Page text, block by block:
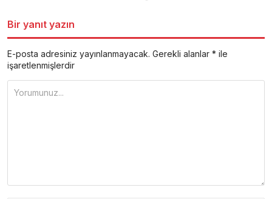
Bir yanıt yazın
E-posta adresiniz yayınlanmayacak. Gerekli alanlar * ile
işaretlenmişlerdir